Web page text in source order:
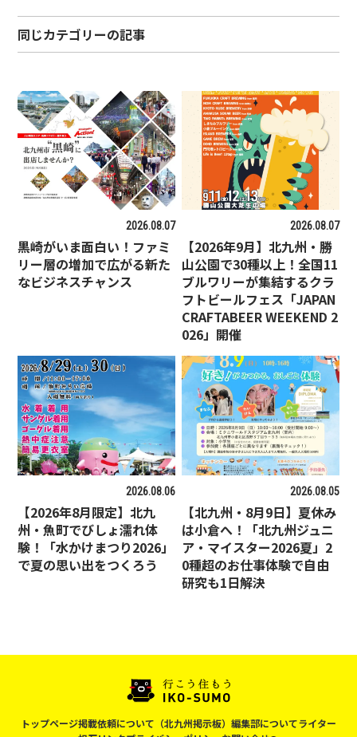
同じカテゴリーの記事
2026.08.07
黒崎がいま面白い！ファミ
リー層の増加で広がる新た
なビジネスチャンス
2026.08.07
【2026年9月】北九州・勝
山公園で30種以上！全国11
ブルワリーが集結するクラ
フトビールフェス「JAPAN
CRAFTABEER WEEKEND 2
026」開催
2026.08.06
【2026年8月限定】北九
州・魚町でびしょ濡れ体
験！「水かけまつり2026」
で夏の思い出をつくろう
2026.08.05
【北九州・8月9日】夏休み
は小倉へ！「北九州ジュニ
ア・マイスター2026夏」2
0種超のお仕事体験で自由
研究も1日解決
トップページ掲載依頼について（北九州掲示板） 編集部についてライター